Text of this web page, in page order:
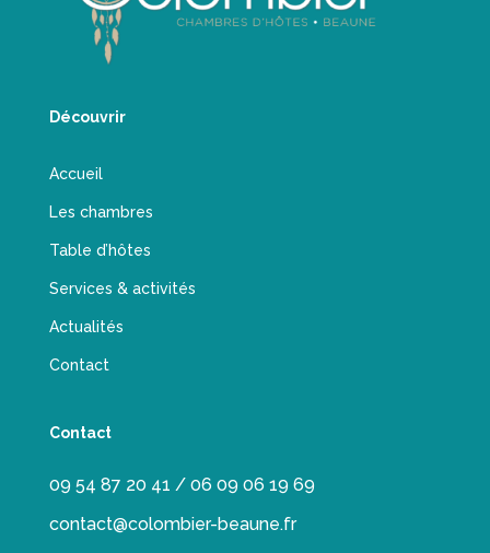
Découvrir
Accueil
Les chambres
Table d’hôtes
Services & activités
Actualités
Contact
Contact
09 54 87 20 41 / 06 09 06 19 69
contact@colombier-beaune.fr